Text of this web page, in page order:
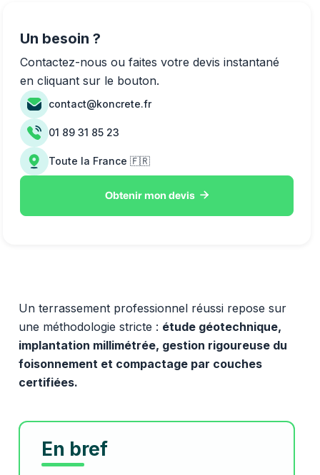
Un terrassement professionnel réussi repose sur
une méthodologie stricte : étude géotechnique,
implantation millimétrée, gestion rigoureuse du
foisonnement et compactage par couches
certifiées.
En bref
Un besoin ?
Contactez-nous ou faites votre devis instantané
en cliquant sur le bouton.
contact@koncrete.fr
01 89 31 85 23
Toute la France 🇫🇷
Obtenir mon devis 